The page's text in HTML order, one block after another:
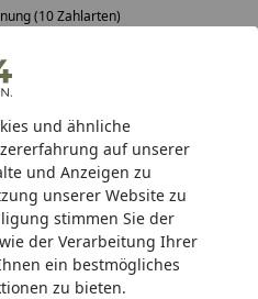
und ähnliche
auf unserer
und Anzeigen zu
unserer Website zu
stimmen Sie der
der Verarbeitung Ihrer
ein bestmögliches
zu bieten.
(10 Zahlarten)
günstig im Angebot
LONGLIFE
weiß Höhe 170 x